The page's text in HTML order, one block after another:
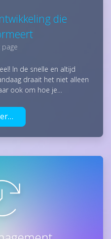
die
page
In de snelle en altijd
draait het niet alleen
ook om hoe je…